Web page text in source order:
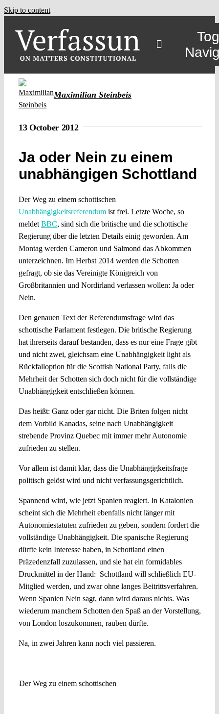
Skip to content
Maximilian Steinbeis
13 October 2012
Ja oder Nein zu einem
unabhängigen Schottland
Der Weg zu einem schottischen
Unabhängigkeitsreferendumist frei. Letzte Woche, so
meldet BBC, sind sich die britische und die schottische
Regierung über die letzten Details einig geworden. Am
Montag werden Cameron und Salmond das Abkommen
unterzeichnen. Im Herbst 2014 werden die Schotten
gefragt, ob sie das Vereinigte Königreich von
Großbritannien und Nordirland verlassen wollen: Ja oder
Nein.
Den genauen Text der Referendumsfrage wird das
schottische Parlament festlegen. Die britische Regierung
hat ihrerseits darauf bestanden, dass es nur eine Frage gibt
und nicht zwei, gleichsam eine Unabhängigkeit light als
Rückfalloption für die Scottish National Party, falls die
Mehrheit der Schotten sich doch nicht für die vollständige
Unabhängigkeit entschließen können.
Das heißt: Ganz oder gar nicht. Die Briten folgen nicht
dem Vorbild Kanadas, seine nach Unabhängigkeit
strebende Provinz Quebec mit immer mehr Autonomie
zufrieden zu stellen.
Vor allem ist damit klar, dass die Unabhängigkeitsfrage
politisch gelöst wird und nicht verfassungsgerichtlich.
Spannend wird, wie jetzt Spanien reagiert. In Katalonien
scheint sich die Mehrheit ebenfalls nicht länger mit
Autonomiestatuten zufrieden zu geben, sondern fordert die
vollständige Unabhängigkeit. Die spanische Regierung
dürfte kein Interesse haben, in Schottland einen
Präzedenzfall zuzulassen, und sie hat ein formidables
Druckmittel in der Hand: Schottland will schließlich EU-
Mitglied werden, und zwar ohne langes Beitrittsverfahren.
Wenn Spanien Nein sagt, dann wird daraus nichts. Was
wiederum manchem Schotten den Spaß an der Vorstellung,
von London loszukommen, rauben dürfte.
Na, in zwei Jahren kann noch viel passieren.
Der Weg zu einem schottischen